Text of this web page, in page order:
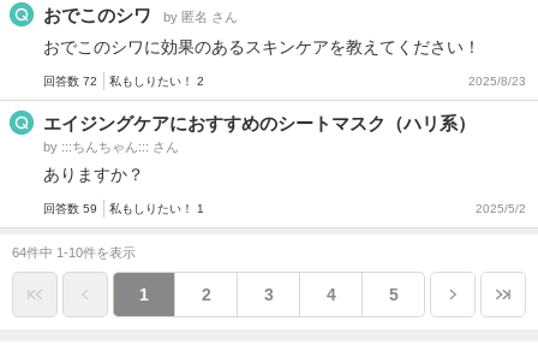
おでこのシワ by 匿名 さん
おでこのシワに効果のあるスキンケアを教えてください！
回答数 72 私もしりたい！ 2 2025/8/23
エイジングケアにおすすめのシートマスク（ハリ系）
by :::ちんちゃん::: さん
ありますか？
回答数 59 私もしりたい！ 1 2025/5/2
64件中 1-10件を表示
1 2 3 4 5